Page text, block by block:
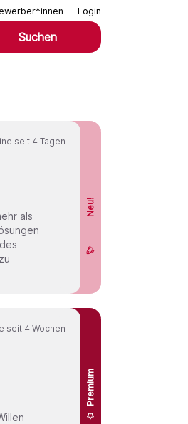
Login
Suchen
Neu!
seit 4 Tagen
Premium
seit 4 Wochen